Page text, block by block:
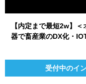
【内定まで最短2w】
器で畜産業のDX化・
受付中のイ